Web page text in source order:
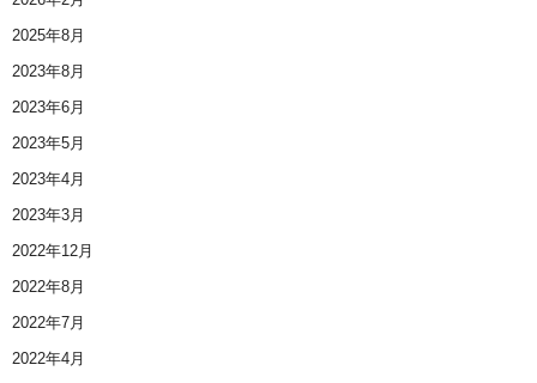
2025年8月
2023年8月
2023年6月
2023年5月
2023年4月
2023年3月
2022年12月
2022年8月
2022年7月
2022年4月